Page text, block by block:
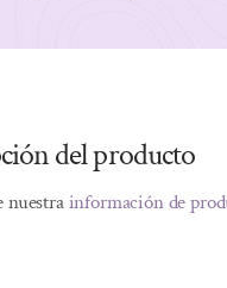
del producto
nuestrainformación de